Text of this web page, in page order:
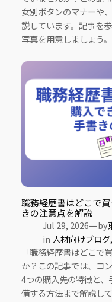
女別ボタンのマナーや
説しています。記事を
写真を用意しましょう。
職務経歴書はどこで
きの注意点を解説
Jul 29, 2026—by
in 人材向けブログ,
「職務経歴書はどこで
か？この記事では、コ
4つの購入先の特徴と
備する方法まで解説し